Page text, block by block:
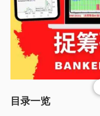
目录一览